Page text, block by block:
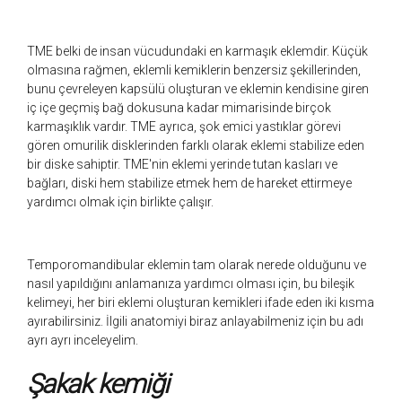
TME belki de insan vücudundaki en karmaşık eklemdir. Küçük
olmasına rağmen, eklemli kemiklerin benzersiz şekillerinden,
bunu çevreleyen kapsülü oluşturan ve eklemin kendisine giren
iç içe geçmiş bağ dokusuna kadar mimarisinde birçok
karmaşıklık vardır. TME ayrıca, şok emici yastıklar görevi
gören omurilik disklerinden farklı olarak eklemi stabilize eden
bir diske sahiptir. TME'nin eklemi yerinde tutan kasları ve
bağları, diski hem stabilize etmek hem de hareket ettirmeye
yardımcı olmak için birlikte çalışır.
Temporomandibular eklemin tam olarak nerede olduğunu ve
nasıl yapıldığını anlamanıza yardımcı olması için, bu bileşik
kelimeyi, her biri eklemi oluşturan kemikleri ifade eden iki kısma
ayırabilirsiniz. İlgili anatomiyi biraz anlayabilmeniz için bu adı
ayrı ayrı inceleyelim.
Şakak kemiği